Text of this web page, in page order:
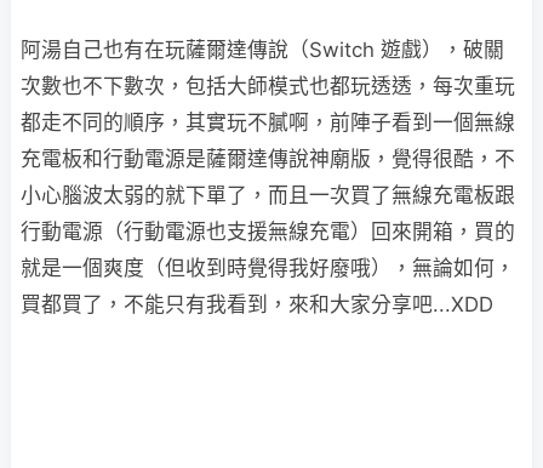
阿湯自己也有在玩薩爾達傳說（Switch 遊戲），破關
次數也不下數次，包括大師模式也都玩透透，每次重玩
都走不同的順序，其實玩不膩啊，前陣子看到一個無線
充電板和行動電源是薩爾達傳說神廟版，覺得很酷，不
小心腦波太弱的就下單了，而且一次買了無線充電板跟
行動電源（行動電源也支援無線充電）回來開箱，買的
就是一個爽度（但收到時覺得我好廢哦），無論如何，
買都買了，不能只有我看到，來和大家分享吧...XDD